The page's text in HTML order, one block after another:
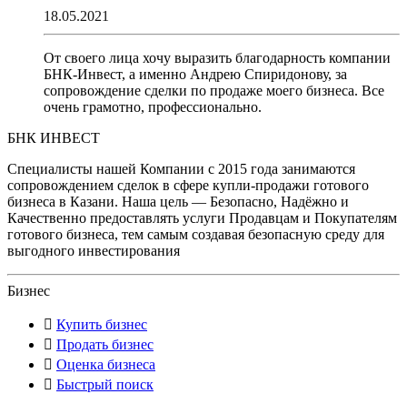
18.05.2021
От своего лица хочу выразить благодарность компании
БНК-Инвест, а именно Андрею Спиридонову, за
сопровождение сделки по продаже моего бизнеса. Все
очень грамотно, профессионально.
БНК ИНВЕСТ
Специалисты нашей Компании с 2015 года занимаются
сопровождением сделок в сфере купли-продажи готового
бизнеса в Казани. Наша цель — Безопасно, Надёжно и
Качественно предоставлять услуги Продавцам и Покупателям
готового бизнеса, тем самым создавая безопасную среду для
выгодного инвестирования
Бизнес
Купить бизнес
Продать бизнес
Оценка бизнеса
Быстрый поиск